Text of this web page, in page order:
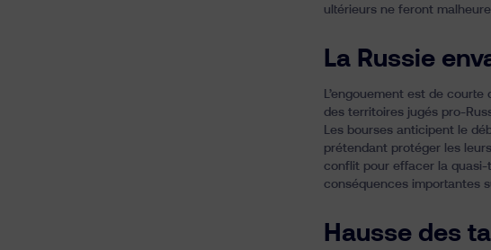
ultérieurs ne feront
La Russie
L’engouement est de
des territoires jugés pro-
Les bourses anticipent le
prétendant protéger les
conflit pour effacer la quasi-
conséquences importantes
Hausse des